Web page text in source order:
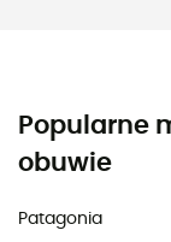
Popularne
obuwie
Patagonia